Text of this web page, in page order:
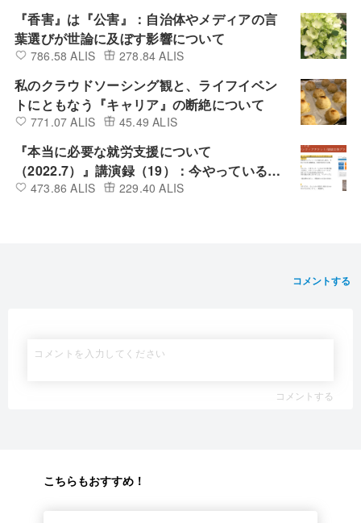
『香害』は『公害』：自治体やメディアの言
葉選びが世論に及ぼす影響について
786.58 ALIS 278.84 ALIS
私のクラウドソーシング観と、ライフイベン
トにともなう『キャリア』の断絶について
771.07 ALIS 45.49 ALIS
『本当に必要な就労支援について
（2022.7）』講演録（19）：今やっているこ
と（地域通貨/ボランティアチケット/価値交換
473.86 ALIS 229.40 ALIS
コメントする
コメントする
こちらもおすすめ！